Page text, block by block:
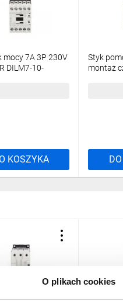
O plikach cookies
mocy 7A 3P 230V
DILM7-10-
KOSZYKA
Styk
montaż